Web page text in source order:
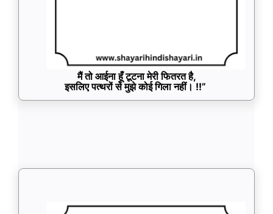
मैं तो आईना हूँ टूटना मेरी फितरत है,
इसलिए पत्थरों से मुझे कोई गिला नहीं। !!”